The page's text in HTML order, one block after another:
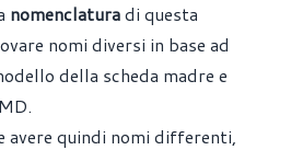
nomenclaturadi questa
nomi diversi in base ad
della scheda madre e
avere quindi nomi differenti,